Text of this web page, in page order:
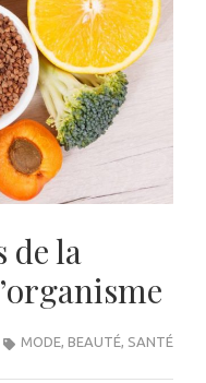
de la
MODE, BEAUTÉ, SANTÉ